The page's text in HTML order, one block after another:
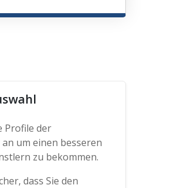
Profile der
um einen besseren
zu bekommen.
dass Sie den